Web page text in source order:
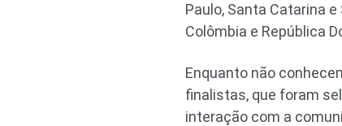
Paulo, Santa Catarina
Colômbia e República
Enquanto não
finalistas, que foram
interação com a